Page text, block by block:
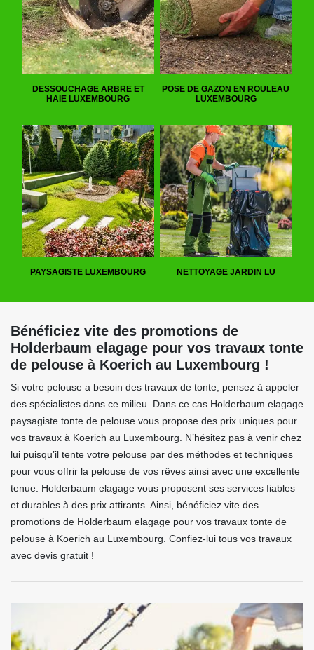
DESSOUCHAGE ARBRE ET
HAIE LUXEMBOURG
POSE DE GAZON EN ROULEAU
LUXEMBOURG
PAYSAGISTE LUXEMBOURG NETTOYAGE JARDIN LU
Bénéficiez vite des promotions de
Holderbaum elagage pour vos travaux tonte
de pelouse à Koerich au Luxembourg !
Si votre pelouse a besoin des travaux de tonte, pensez à appeler
des spécialistes dans ce milieu. Dans ce cas Holderbaum elagage
paysagiste tonte de pelouse vous propose des prix uniques pour
vos travaux à Koerich au Luxembourg. N’hésitez pas à venir chez
lui puisqu’il tente votre pelouse par des méthodes et techniques
pour vous offrir la pelouse de vos rêves ainsi avec une excellente
tenue. Holderbaum elagage vous proposent ses services fiables
et durables à des prix attirants. Ainsi, bénéficiez vite des
promotions de Holderbaum elagage pour vos travaux tonte de
pelouse à Koerich au Luxembourg. Confiez-lui tous vos travaux
avec devis gratuit !